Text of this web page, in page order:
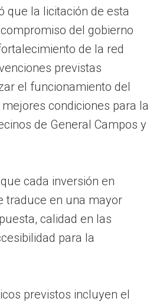
que la licitación de esta
del gobierno
de la red
previstas
el funcionamiento del
condiciones para la
de General Campos y
cada inversión en
traduce en una mayor
calidad en las
para la
previstos incluyen el